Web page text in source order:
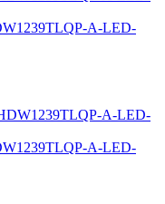
A-LED-
A-LED-